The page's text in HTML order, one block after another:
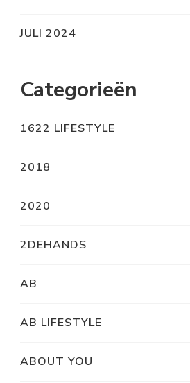
JULI 2024
Categorieën
1622 LIFESTYLE
2018
2020
2DEHANDS
AB
AB LIFESTYLE
ABOUT YOU